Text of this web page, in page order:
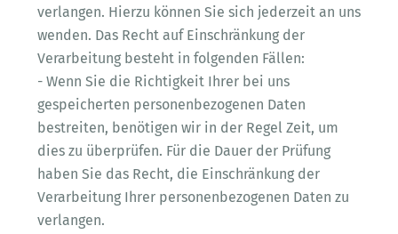
verlangen. Hierzu können Sie sich jederzeit an uns
wenden. Das Recht auf Einschränkung der
Verarbeitung besteht in folgenden Fällen:
- Wenn Sie die Richtigkeit Ihrer bei uns
gespeicherten personenbezogenen Daten
bestreiten, benötigen wir in der Regel Zeit, um
dies zu überprüfen. Für die Dauer der Prüfung
haben Sie das Recht, die Einschränkung der
Verarbeitung Ihrer personenbezogenen Daten zu
verlangen.